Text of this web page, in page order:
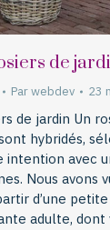
de
Parwebdev 23
de jardin Un
hybridés,
intention avec
Nous avons
d’une
adulte,